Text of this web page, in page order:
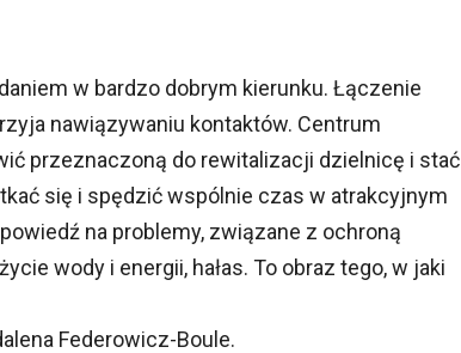
w bardzo dobrym kierunku. Łączenie
nawiązywaniu kontaktów. Centrum
przeznaczoną do rewitalizacji dzielnicę i stać
się i spędzić wspólnie czas w atrakcyjnym
na problemy, związane z ochroną
wody i energii, hałas. To obraz tego, w jaki
Federowicz-Boule.